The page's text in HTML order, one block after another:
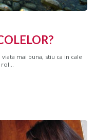
mai buna, stiu ca in cale